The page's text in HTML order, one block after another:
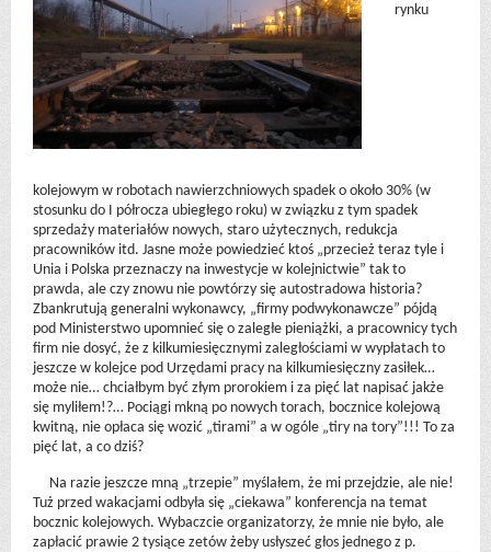
rynku
kolejowym w robotach nawierzchniowych spadek o około 30% (w
stosunku do I półrocza ubiegłego roku) w związku z tym spadek
sprzedaży materiałów nowych, staro użytecznych, redukcja
pracowników itd. Jasne może powiedzieć ktoś „przecież teraz tyle i
Unia i Polska przeznaczy na inwestycje w kolejnictwie” tak to
prawda, ale czy znowu nie powtórzy się autostradowa historia?
Zbankrutują generalni wykonawcy, „firmy podwykonawcze” pójdą
pod Ministerstwo upomnieć się o zaległe pieniążki, a pracownicy tych
firm nie dosyć, że z kilkumiesięcznymi zaległościami w wypłatach to
jeszcze w kolejce pod Urzędami pracy na kilkumiesięczny zasiłek…
może nie… chciałbym być złym prorokiem i za pięć lat napisać jakże
się myliłem!?… Pociągi mkną po nowych torach, bocznice kolejową
kwitną, nie opłaca się wozić „tirami” a w ogóle „tiry na tory”!!! To za
pięć lat, a co dziś?
Na razie jeszcze mną „trzepie” myślałem, że mi przejdzie, ale nie!
Tuż przed wakacjami odbyła się „ciekawa” konferencja na temat
bocznic kolejowych. Wybaczcie organizatorzy, że mnie nie było, ale
zapłacić prawie 2 tysiące zetów żeby usłyszeć głos jednego z p.